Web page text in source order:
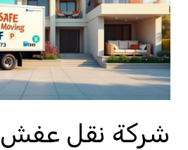
شركة نقل عفش
بتربة
–
0532467173
|
ارخص
نقل